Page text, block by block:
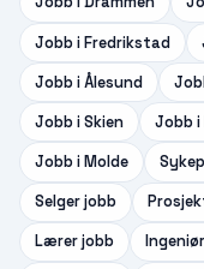
Jobb iFredrikstad
Jobb iÅlesund
Jobb iSkien Jobb i
Jobb iMolde
Selgerjobb
Lærerjobb Ingeniør